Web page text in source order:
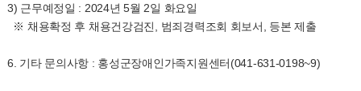
3) 근무예정일 : 2024년 5월 2일 화요일
※ 채용확정 후 채용건강검진, 범죄경력조회 회보서, 등본 제출
6. 기타 문의사항 : 홍성군장애인가족지원센터(041-631-0198~9)